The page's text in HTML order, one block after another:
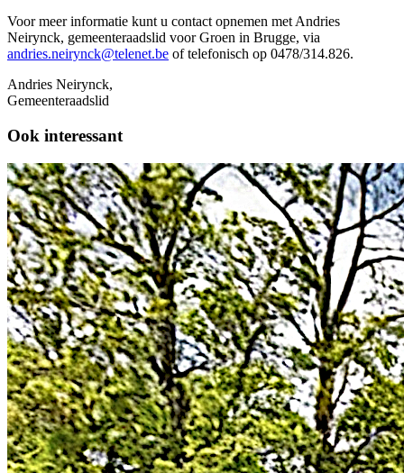
Voor meer informatie kunt u contact opnemen met Andries
Neirynck, gemeenteraadslid voor Groen in Brugge, via
andries.neirynck@telenet.be of telefonisch op 0478/314.826.
Andries Neirynck,
Gemeenteraadslid
Ook interessant